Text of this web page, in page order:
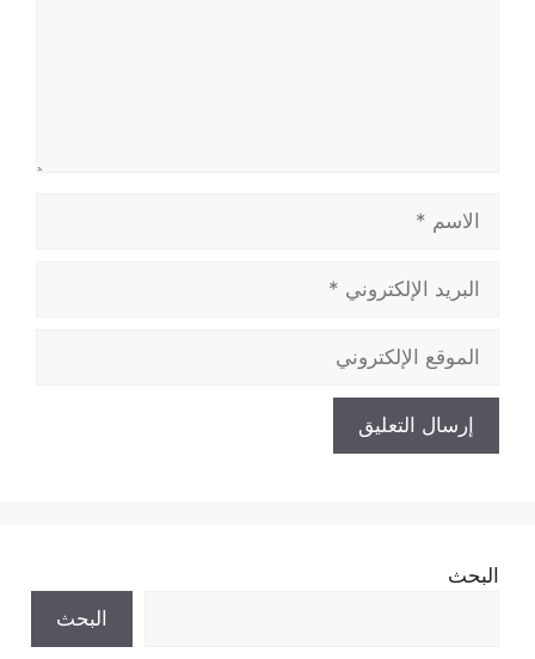
الإلكتروني
الإلكتروني
البحث
البحث